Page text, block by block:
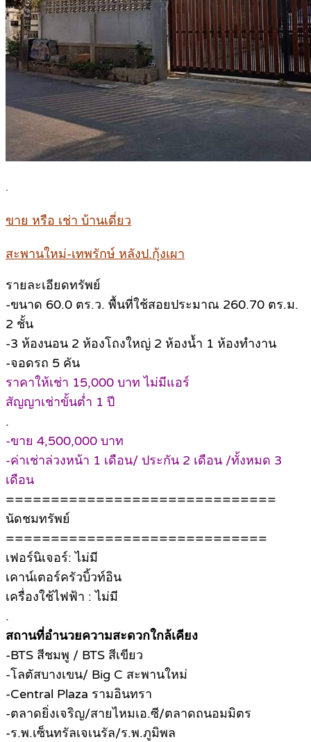
.
ขาย หรือ เช่า บ้านเดี่ยว
สะพานใหม่-เทพรักษ์ หลังป.กุ้งเผา
รายละเอียดทรัพย์
-ขนาด 60.0 ตร.ว. พื้นที่ใช้สอยประมาณ 260.70 ตร.ม.
2 ชั้น
-3 ห้องนอน 2 ห้องโถงใหญ่ 2 ห้องน้ำ 1 ห้องทำงาน
-จอดรถ 5 คัน
ราคาให้เช่า 15,000 บาท ไม่มีแอร์
สัญญาเช่าขั้นต่ำ 1 ปี
.
-ขาย 4,500,000 บาท
-ค่าเช่าล่วงหน้า 1 เดือน/ ประกัน 2 เดือน /ทั้งหมด 3
เดือน
==============================
นัดชมทรัพย์
=============================
เฟอร์นิเจอร์: ไม่มี
เคาน์เตอร์ครัวบิ้วท์อิน
เครื่องใช้ไฟฟ้า : ไม่มี
.
สถานที่อำนวยความสะดวกใกล้เคียง
-BTS สีชมพู / BTS สีเขียว
-โลตัสบางเขน/ Big C สะพานใหม่
-Central Plaza รามอินทรา
-ตลาดยิ่งเจริญ/สายไหมเอ.ซี/ตลาดถนอมมิตร
-ร.พ.เซ็นทรัลเจเนรัล/ร.พ.ภูมิพล